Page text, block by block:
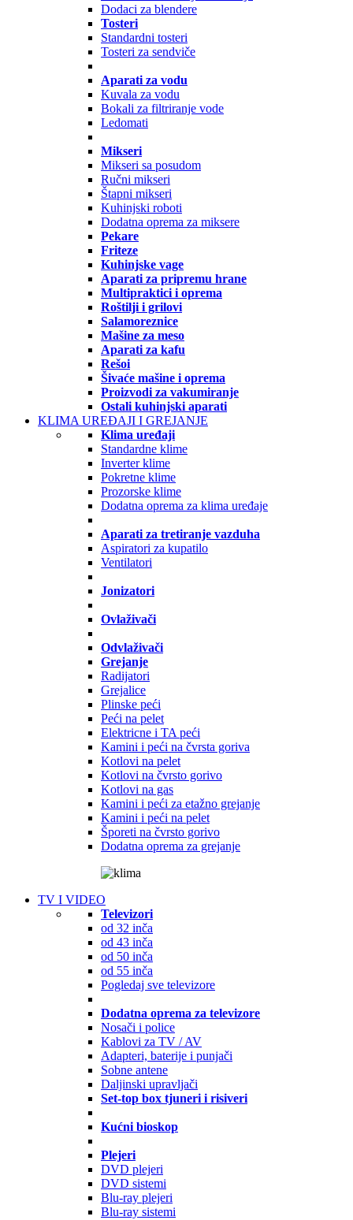
Dodaci za blendere
Tosteri
Standardni tosteri
Tosteri za sendviče
Aparati za vodu
Kuvala za vodu
Bokali za filtriranje vode
Ledomati
Mikseri
Mikseri sa posudom
Ručni mikseri
Štapni mikseri
Kuhinjski roboti
Dodatna oprema za miksere
Pekare
Friteze
Kuhinjske vage
Aparati za pripremu hrane
Multipraktici i oprema
Roštilji i grilovi
Salamoreznice
Mašine za meso
Aparati za kafu
Rešoi
Šivaće mašine i oprema
Proizvodi za vakumiranje
Ostali kuhinjski aparati
KLIMA UREĐAJI I GREJANJE
Klima uređaji
Standardne klime
Inverter klime
Pokretne klime
Prozorske klime
Dodatna oprema za klima uređaje
Aparati za tretiranje vazduha
Aspiratori za kupatilo
Ventilatori
Jonizatori
Ovlaživači
Odvlaživači
Grejanje
Radijatori
Grejalice
Plinske peći
Peći na pelet
Elektricne i TA peći
Kamini i peći na čvrsta goriva
Kotlovi na pelet
Kotlovi na čvrsto gorivo
Kotlovi na gas
Kamini i peći za etažno grejanje
Kamini i peći na pelet
Šporeti na čvrsto gorivo
Dodatna oprema za grejanje
TV I VIDEO
Televizori
od 32 inča
od 43 inča
od 50 inča
od 55 inča
Pogledaj sve televizore
Dodatna oprema za televizore
Nosači i police
Kablovi za TV / AV
Adapteri, baterije i punjači
Sobne antene
Daljinski upravljači
Set-top box tjuneri i risiveri
Kućni bioskop
Plejeri
DVD plejeri
DVD sistemi
Blu-ray plejeri
Blu-ray sistemi